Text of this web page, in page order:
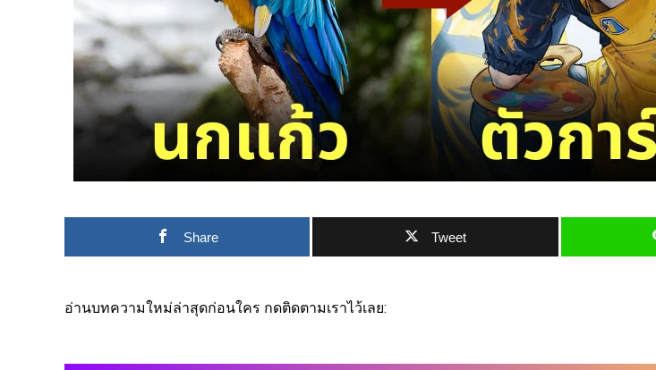
Share Tweet
อ่านบทความใหม่ล่าสุดก่อนใคร กดติดตามเราไว้เลย: